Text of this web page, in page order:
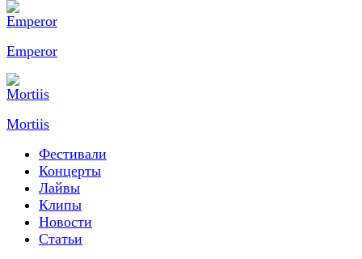
Emperor
Mortiis
Фестивали
Концерты
Лайвы
Клипы
Новости
Статьи